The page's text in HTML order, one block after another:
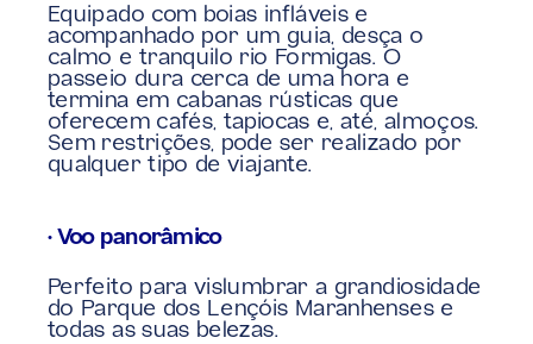
Equipado com boias infláveis e
acompanhado por um guia, desça o
calmo e tranquilo rio Formigas. O
passeio dura cerca de uma hora e
termina em cabanas rústicas que
oferecem cafés, tapiocas e, até, almoços.
Sem restrições, pode ser realizado por
qualquer tipo de viajante.
• Voo panorâmico
Perfeito para vislumbrar a grandiosidade
do Parque dos Lençóis Maranhenses e
todas as suas belezas.